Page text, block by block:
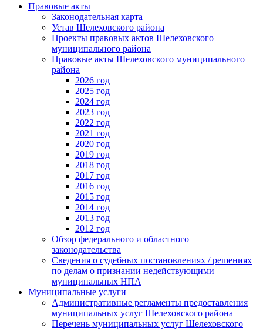
Правовые акты
Законодательная карта
Устав Шелеховского района
Проекты правовых актов Шелеховского
муниципального района
Правовые акты Шелеховского муниципального
района
2026 год
2025 год
2024 год
2023 год
2022 год
2021 год
2020 год
2019 год
2018 год
2017 год
2016 год
2015 год
2014 год
2013 год
2012 год
Обзор федерального и областного
законодательства
Сведения о судебных постановлениях / решениях
по делам о признании недействующими
муниципальных НПА
Муниципальные услуги
Административные регламенты предоставления
муниципальных услуг Шелеховского района
Перечень муниципальных услуг Шелеховского